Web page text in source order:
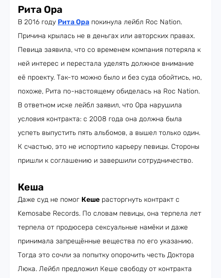
Рита Ора
В 2016 году Рита Ора покинула лейбл Roc Nation.
Причина крылась не в деньгах или авторских правах.
Певица заявила, что со временем компания потеряла к
ней интерес и перестала уделять должное внимание
её проекту. Так-то можно было и без суда обойтись, но,
похоже, Рита по-настоящему обиделась на Roc Nation.
В ответном иске лейбл заявил, что Ора нарушила
условия контракта: с 2008 года она должна была
успеть выпустить пять альбомов, а вышел только один.
К счастью, это не испортило карьеру певицы. Стороны
пришли к соглашению и завершили сотрудничество.
Кеша
Даже суд не помог Кеше расторгнуть контракт с
Kemosabe Records. По словам певицы, она терпела лет
терпела от продюсера сексуальные намёки и даже
принимала запрещённые вещества по его указанию.
Тогда это сочли за попытку опорочить честь Доктора
Люка. Лейбл предложил Кеше свободу от контракта